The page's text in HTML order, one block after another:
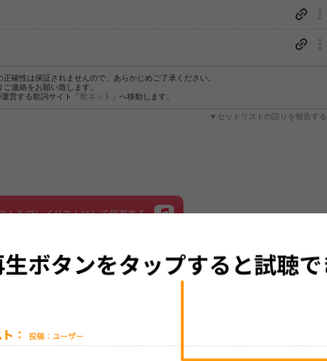
確性は保証されませんので、あらかじめご了承ください。
ご連絡をお願い致します。
営する歌詞サイト「歌ネット 」へ移動します。
▼セットリストの誤りを報告する
トをプレイリストにして保存する